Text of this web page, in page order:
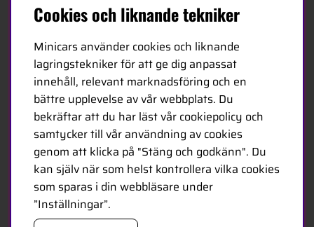
OM MINICARS
Sedan 1968 har Minicars erbjudit ett brett utbud av
radiostyrda produkter till hobbybutiker över hela
Europa. Idag består vårt team av 20 anställda i olika
åldrar och hos oss finns några av de mest kunniga
experterna i branschen - specialiserade på hobby,
service och logistik.
Minicars huvudkontor är beläget i Enköping,
strategiskt placerat längs E18 mellan Stockholm och
Cookies och liknande tekniker
Minicars använder cookies och liknande
lagringstekniker för att ge dig anpassat
innehåll, relevant marknadsföring och en
bättre upplevelse av vår webbplats. Du
bekräftar att du har läst vår cookiepolicy och
samtycker till vår användning av cookies
genom att klicka på "Stäng och godkänn". Du
kan själv när som helst kontrollera vilka cookies
som sparas i din webbläsare under
”Inställningar”.